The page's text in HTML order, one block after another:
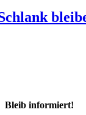
Bleib informiert!